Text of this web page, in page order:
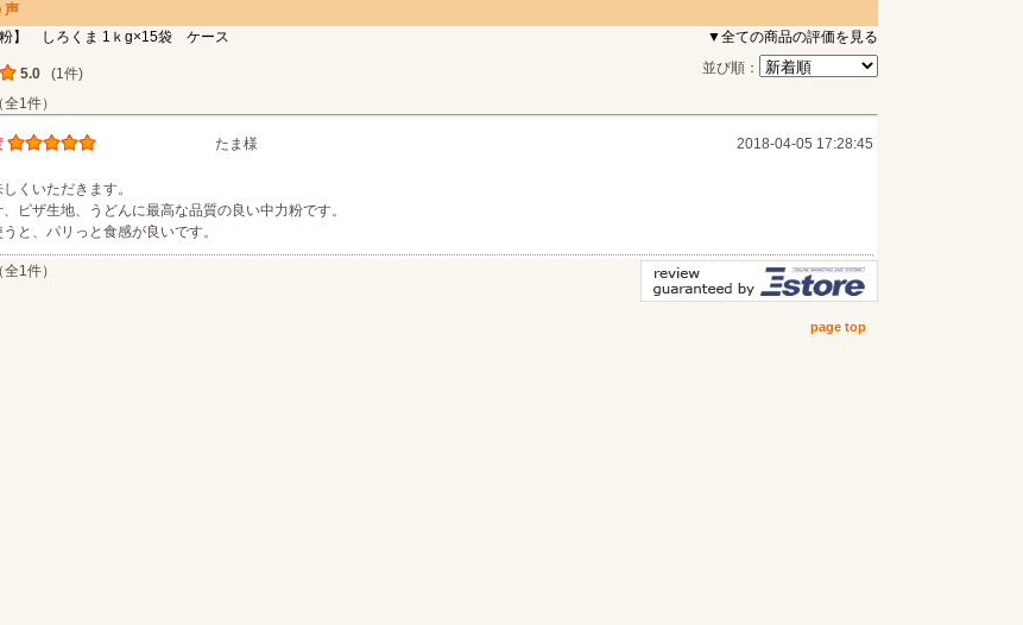
声
粉】 しろくま 1ｋg×15袋 ケース
▼全ての商品の評価を見る
5.0 (1件) 並び順：
1件）
たま様 2018-04-05 17:28:45
くいただきます。
ピザ生地、うどんに最高な品質の良い中力粉です。
と、パリっと食感が良いです。
1件）
page top